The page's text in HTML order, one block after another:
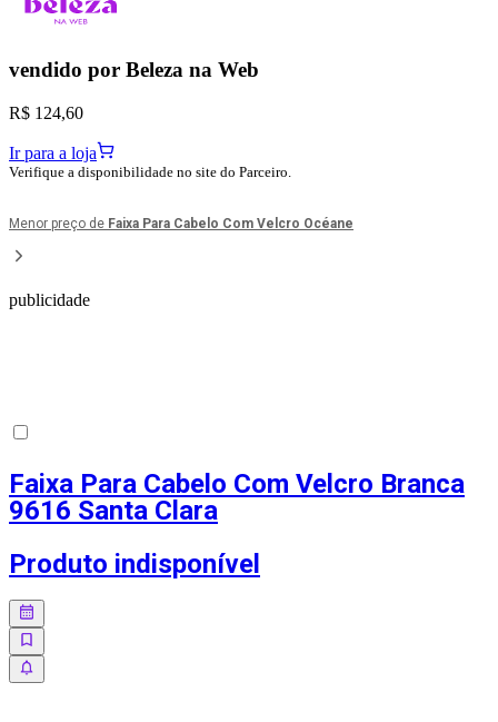
vendido por Beleza na Web
R$ 124,60
Ir para a loja
Verifique a disponibilidade no site do Parceiro.
Menor preço de Faixa Para Cabelo Com Velcro Océane
publicidade
Faixa Para Cabelo Com Velcro Branca
9616 Santa Clara
Produto indisponível